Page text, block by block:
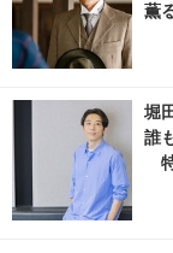
薫
堀
誰